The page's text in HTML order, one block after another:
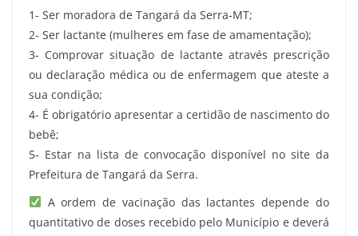
1- Ser moradora de Tangará da Serra-MT;
2- Ser lactante (mulheres em fase de amamentação);
3- Comprovar situação de lactante através prescrição
ou declaração médica ou de enfermagem que ateste a
sua condição;
4- É obrigatório apresentar a certidão de nascimento do
bebê;
5- Estar na lista de convocação disponível no site da
Prefeitura de Tangará da Serra.
A ordem de vacinação das lactantes depende do
quantitativo de doses recebido pelo Município e deverá